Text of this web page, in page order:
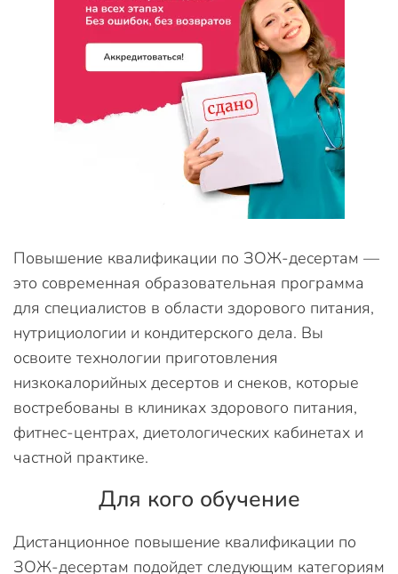
Повышение квалификации по ЗОЖ-десертам —
это современная образовательная программа
для специалистов в области здорового питания,
нутрициологии и кондитерского дела. Вы
освоите технологии приготовления
низкокалорийных десертов и снеков, которые
востребованы в клиниках здорового питания,
фитнес-центрах, диетологических кабинетах и
частной практике.
Для кого обучение
Дистанционное повышение квалификации по
ЗОЖ-десертам подойдет следующим категориям